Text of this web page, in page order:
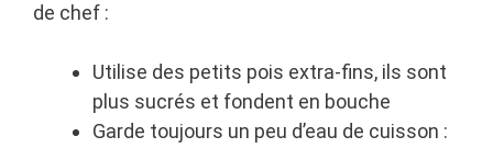
de chef :
Utilise des petits pois extra-fins, ils sont
plus sucrés et fondent en bouche
Garde toujours un peu d’eau de cuisson :